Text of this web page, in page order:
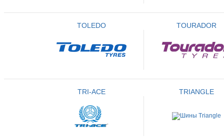
TOLEDO TOURADOR
TRI-ACE TRIANGLE